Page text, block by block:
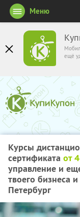
ещё
Меню
Курсы
сертификата от
управление и
твоего бизнеса
Петербург